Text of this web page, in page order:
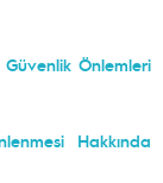
Önlemleri
Hakkında